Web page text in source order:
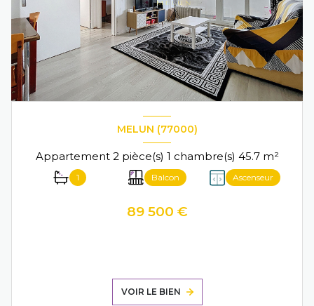
MELUN (77000)
Appartement 2 pièce(s) 1 chambre(s) 45.7 m²
1 Balcon Ascenseur
89 500 €
VOIR LE BIEN